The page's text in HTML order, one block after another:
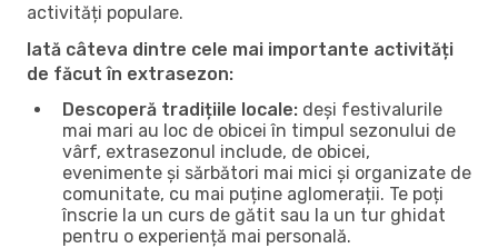
activități populare.
Iată câteva dintre cele mai importante activități
de făcut în extrasezon:
Descoperă tradițiile locale: deși festivalurile
mai mari au loc de obicei în timpul sezonului de
vârf, extrasezonul include, de obicei,
evenimente și sărbători mai mici și organizate de
comunitate, cu mai puține aglomerații. Te poți
înscrie la un curs de gătit sau la un tur ghidat
pentru o experiență mai personală.